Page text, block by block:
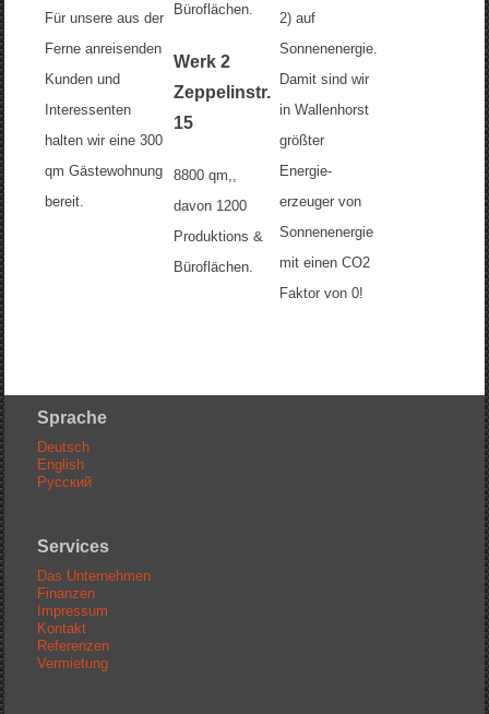
Für unsere aus der
Ferne anreisenden
Kunden und
Interessenten
halten wir eine 300
qm Gästewohnung
bereit.
Büroflächen.
Werk 2
Zeppelinstr.
15
8800 qm,,
davon 1200
Produktions &
Büroflächen.
2) auf
Sonnenenergie.
Damit sind wir
in Wallenhorst
größter
Energie-
erzeuger von
Sonnenenergie
mit einen CO2
Faktor von 0!
Sprache
Deutsch
English
Русский
Services
Das Unternehmen
Finanzen
Impressum
Kontakt
Referenzen
Vermietung